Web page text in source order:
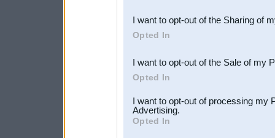
Downstream Participants
third parties.
I want to opt-out of the Sharing of
Opted In
I want to opt-out of the Sale of my
Opted In
I want to opt-out of processing my
Advertising.
Opted In